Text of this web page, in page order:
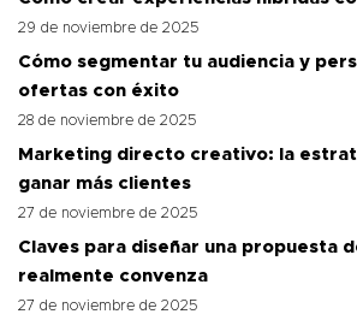
29 de noviembre de 2025
Cómo segmentar tu audiencia y
ofertas con éxito
28 de noviembre de 2025
Marketing directo creativo: la
ganar más clientes
27 de noviembre de 2025
Claves para diseñar una propuesta
realmente convenza
27 de noviembre de 2025